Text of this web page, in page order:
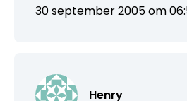
30 september 2005 om
Henry